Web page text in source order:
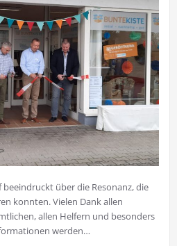
über die Resonanz, die
konnten. Vielen Dank allen
allen Helfern und besonders
werden…